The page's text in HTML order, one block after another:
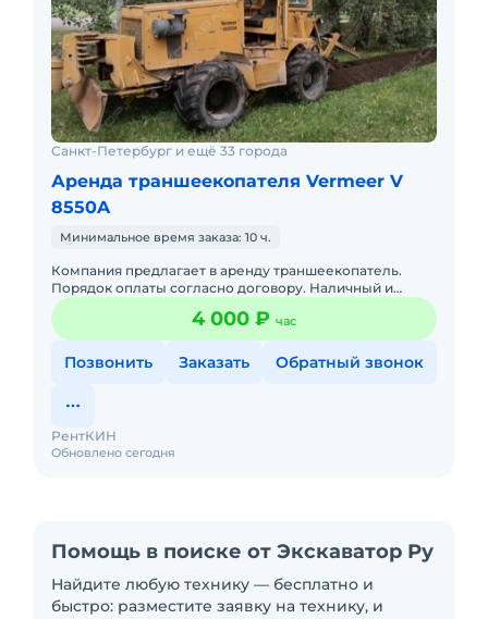
Санкт-Петербург и ещё 33 города
Аренда траншеекопателя Vermeer V
8550A
Минимальное время заказа: 10 ч.
Компания предлагает в аренду траншеекопатель.
Порядок оплаты согласно договору. Наличный и
безналичный расчет. При длительном заказе
предусмотрены скидки.Стоимо
4 000 ₽ час
Позвонить Заказать Обратный звонок
Обновлено сегодня
РентКИН
Помощь в поиске от Экскаватор Ру
Найдите любую технику — бесплатно и
быстро: разместите заявку на технику, и